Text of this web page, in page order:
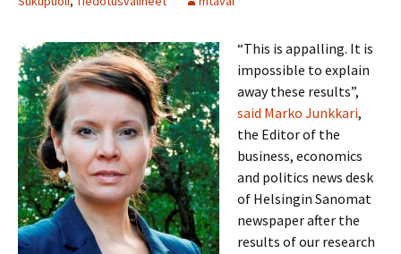
“This is appalling. It is
impossible to explain
away these results”,
said Marko Junkkari,
the Editor of the
business, economics
and politics news desk
of Helsingin Sanomat
newspaper after the
results of our research